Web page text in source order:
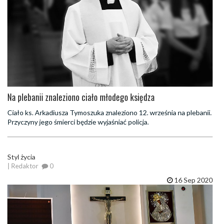
Na plebanii znaleziono ciało młodego księdza
Ciało ks. Arkadiusza Tymoszuka znaleziono 12. września na plebanii.
Przyczyny jego śmierci będzie wyjaśniać policja.
Styl życia
| Redaktor 0
16 Sep 2020